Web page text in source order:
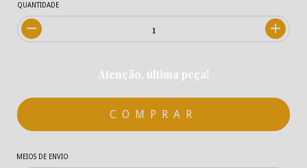
QUANTIDADE
Atenção, última peça!
MEIOS DE ENVIO